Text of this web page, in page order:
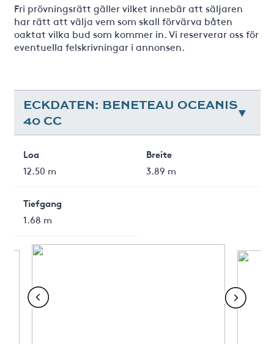
Fri prövningsrätt gäller vilket innebär att säljaren
har rätt att välja vem som skall förvärva båten
oaktat vilka bud som kommer in. Vi reserverar oss för
eventuella felskrivningar i annonsen.
ECKDATEN: BENETEAU OCEANIS
40 CC
Loa
12.50 m
Breite
3.89 m
Tiefgang
1.68 m